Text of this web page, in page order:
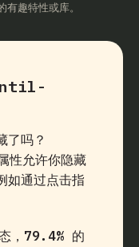
趣特性或库。
了吗？
性允许你隐藏
如通过点击指
， 79.4% 的